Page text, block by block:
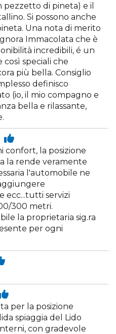
pezzetto di pineta) e il
Si possono anche
Una nota di merito
Immacolata che è
incredibili, é un
speciali che
più bella. Consiglio
definisco
(io, il mio compagno e
bella e rilassante,
confort, la posizione
la rende veramente
l'automobile ne
ecc...tutti servizi
300 metri.
la proprietaria sig.ra
per ogni
per la posizione
spiaggia del Lido
con gradevole